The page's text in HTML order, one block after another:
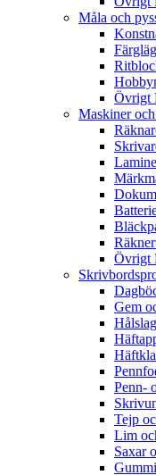
Måla och
Övrigt
Maskiner
Övrigt
Gem
Hålslag
Penn-
Tejp
Lim
Saxar